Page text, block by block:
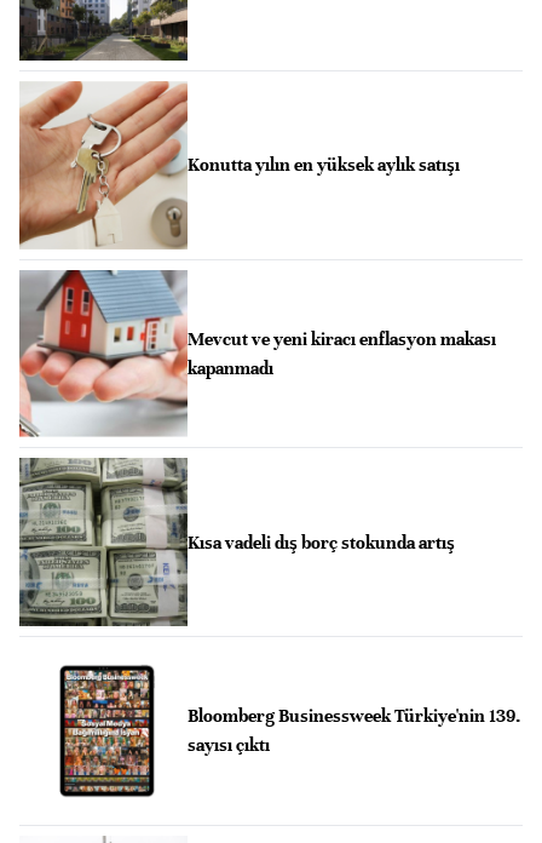
Konutta yılın en yüksek aylık satışı
Mevcut ve yeni kiracı enflasyon makası
kapanmadı
Kısa vadeli dış borç stokunda artış
Bloomberg Businessweek Türkiye'nin 139.
sayısı çıktı